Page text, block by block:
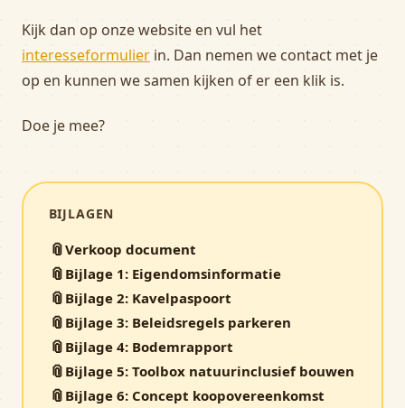
Kijk dan op onze website en vul het
interesseformulier in. Dan nemen we contact met je
op en kunnen we samen kijken of er een klik is.
Doe je mee?
BIJLAGEN
📎Verkoop document
📎 Bijlage 1: Eigendomsinformatie
📎 Bijlage 2: Kavelpaspoort
📎 Bijlage 3: Beleidsregels parkeren
📎 Bijlage 4: Bodemrapport
📎 Bijlage 5: Toolbox natuurinclusief bouwen
📎 Bijlage 6: Concept koopovereenkomst